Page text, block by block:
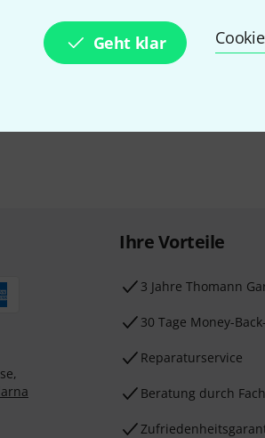
Geht klar
und gewinne mit etwas
jeweils50€!
Ihre Vorteile
3 Jahre Thomann
30 Tage Money-
Reparaturservice
Beratung durch